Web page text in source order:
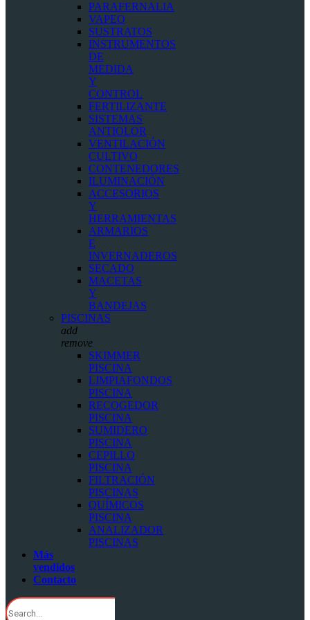
PARAFERNALIA
VAPEO
SUSTRATOS
INSTRUMENTOS
DE
MEDIDA
Y
CONTROL
FERTILIZANTE
SISTEMAS
ANTIOLOR
VENTILACIÓN
CULTIVO
CONTENEDORES
ILUMINACIÓN
ACCESORIOS
Y
HERRAMIENTAS
ARMARIOS
E
INVERNADEROS
SECADO
MACETAS
Y
BANDEJAS
PISCINAS
add
remove
SKIMMER
PISCINA
LIMPIAFONDOS
PISCINA
RECOGEDOR
PISCINA
SUMIDERO
PISCINA
CEPILLO
PISCINA
FILTRACIÓN
PISCINAS
QUÍMICOS
PISCINA
ANALIZADOR
PISCINAS
Más
vendidos
Contacto